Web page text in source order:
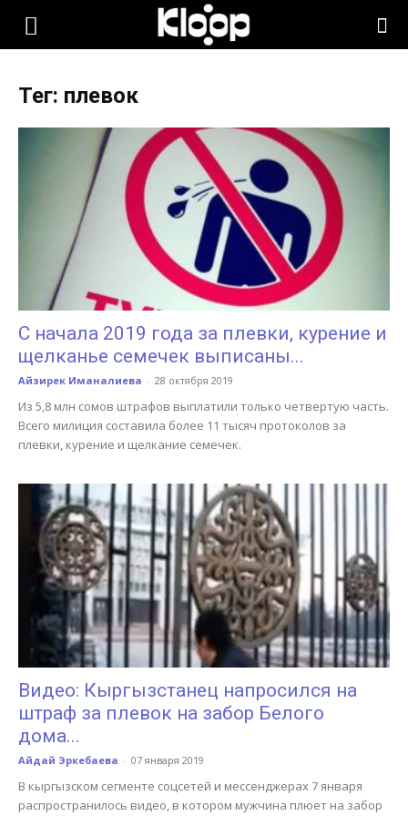
KLOOP.KG
Кыргызстана
Тег: плевок
С начала 2019 года за плевки, курение и
щелканье семечек выписаны...
Айзирек Иманалиева - 28 октября 2019
Из 5,8 млн сомов штрафов выплатили только четвертую часть.
Всего милиция составила более 11 тысяч протоколов за
плевки, курение и щелкание семечек.
Видео: Кыргызстанец напросился на
штраф за плевок на забор Белого
дома...
Айдай Эркебаева - 07 января 2019
В кыргызском сегменте соцсетей и мессенджерах 7 января
распространилось видео, в котором мужчина плюет на забор